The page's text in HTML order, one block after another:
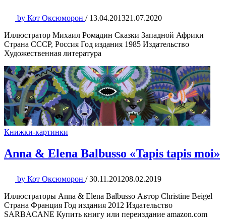
by Кот Оксюморон / 13.04.201321.07.2020
Иллюстратор Михаил Ромадин Сказки Западной Африки
Страна СССР, Россия Год издания 1985 Издательство
Художественная литература
Книжки-картинки
Anna & Elena Balbusso «Tapis tapis moi»
by Кот Оксюморон / 30.11.201208.02.2019
Иллюстраторы Anna & Elena Balbusso Автор Christine Beigel
Страна Франция Год издания 2012 Издательство
SARBACANE Купить книгу или переиздание amazon.com